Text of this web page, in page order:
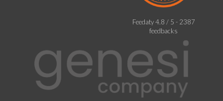
Feedaty4.8 / 5 - 2387
feedbacks